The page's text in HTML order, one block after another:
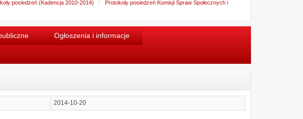
posiedzeń (Kadencja 2010-2014)
Protokoły posiedzeń Komisji Spraw Społecznych i
Ogłoszenia i informacje
2014-10-20